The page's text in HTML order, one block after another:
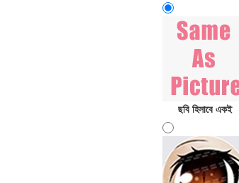
ছবি হিসাবে একই